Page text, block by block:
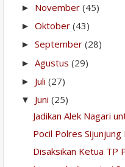
► November (45)
► Oktober (43)
► September (28)
► Agustus (29)
► Juli (27)
▼ Juni (25)
Jadikan Alek Nagari
Pocil Polres Sijunjung
Disaksikan Ketua TP